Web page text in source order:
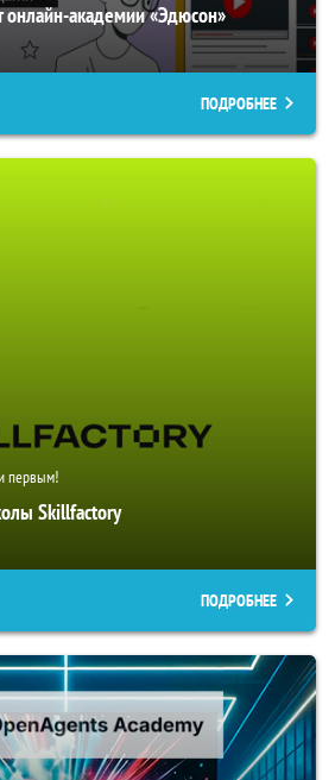
онлайн-академии «Эдюсон»
ПОДРОБНЕЕ
первым!
Skillfactory
ПОДРОБНЕЕ